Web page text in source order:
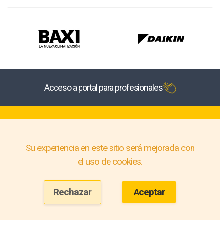
Acceso a portal para profesionales
Su experiencia en este sitio será mejorada con
el uso de cookies.
Rechazar Aceptar